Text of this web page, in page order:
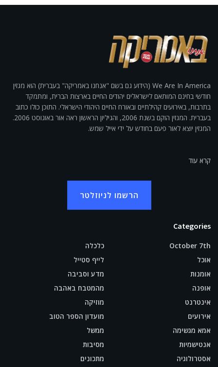
We Are In America (הידוע גם בשם "אנחנו באמריקה" בעברית) הוא מגזין
חודשי בחינם המותאם לישראלים יהודים החיים בארצות הברית, ומתמקד
בתרבות, באירועים קהילתיים ובאורח החיים היהודי הישראלי. התוכן כולו כתוב
בעברית. המגזין הוקם בשנת 2006, והגיליון הראשון ראה אור באוגוסט 2006.
המגזין יוצא לאור פעם בחודש על ידי אייל שמש.
קרא עוד
הרשמו לניוזלטר
Categories
October 7th
אוכל
אומנות
אופנה
אינטרנט
אירועים
אמא מגשימה
אנטישמיות
אסטרולוגיה
כלכלה
לייף סטייל
מדע וסביבה
מהמטבח באהבה
מוזיקה
מועדון הספר הטוב
ממשל
מסיבות
מתכונים